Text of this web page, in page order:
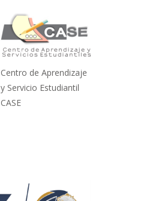
Centro de Aprendizaje
y Servicio Estudiantil
CASE